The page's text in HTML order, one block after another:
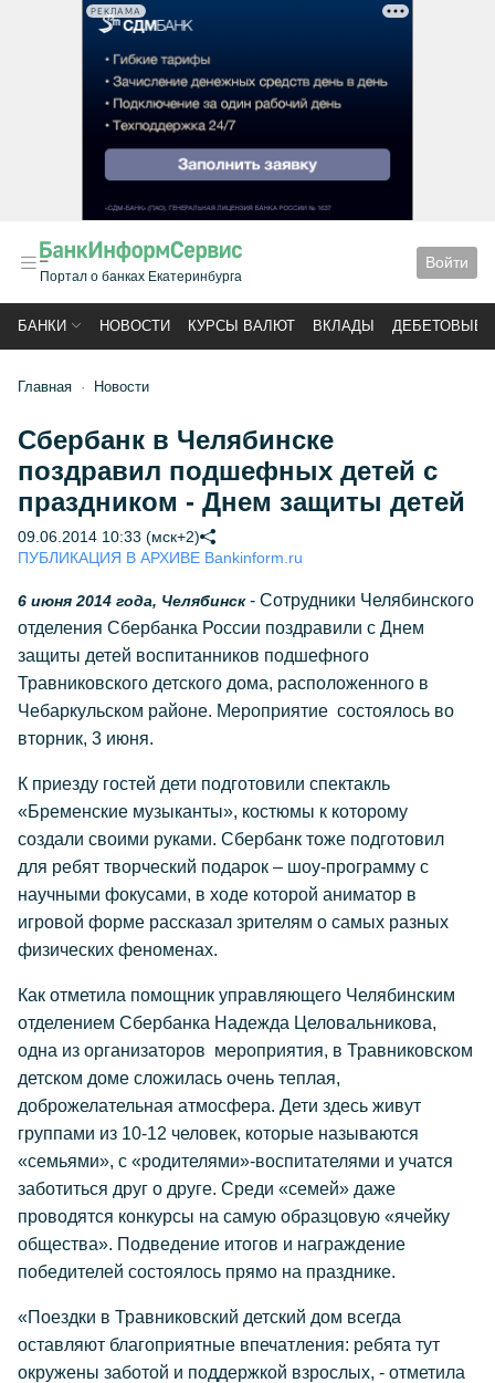
РЕКЛАМА
Портал о банках Екатеринбурга
Войти
БАНКИ НОВОСТИ КУРСЫ ВАЛЮТ ВКЛАДЫ ДЕБЕТОВЫЕ
Главная Новости
Сбербанк в Челябинске
поздравил подшефных детей с
праздником - Днем защиты детей
09.06.2014 10:33 (мск+2)
ПУБЛИКАЦИЯ В АРХИВЕ Bankinform.ru
6 июня 2014 года, Челябинск- Сотрудники Челябинского
отделения Сбербанка России поздравили с Днем
защиты детей воспитанников подшефного
Травниковского детского дома, расположенного в
Чебаркульском районе. Мероприятие состоялось во
вторник, 3 июня.
К приезду гостей дети подготовили спектакль
«Бременские музыканты», костюмы к которому
создали своими руками. Сбербанк тоже подготовил
для ребят творческий подарок – шоу-программу с
научными фокусами, в ходе которой аниматор в
игровой форме рассказал зрителям о самых разных
физических феноменах.
Как отметила помощник управляющего Челябинским
отделением Сбербанка Надежда Целовальникова,
одна из организаторов мероприятия, в Травниковском
детском доме сложилась очень теплая,
доброжелательная атмосфера. Дети здесь живут
группами из 10-12 человек, которые называются
«семьями», с «родителями»-воспитателями и учатся
заботиться друг о друге. Среди «семей» даже
проводятся конкурсы на самую образцовую «ячейку
общества». Подведение итогов и награждение
победителей состоялось прямо на празднике.
«Поездки в Травниковский детский дом всегда
оставляют благоприятные впечатления: ребята тут
окружены заботой и поддержкой взрослых, - отметила